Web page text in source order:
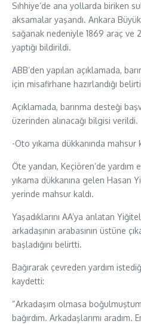
Sıhhiye’de ana yollarda biriken
aksamalar yaşandı. Ankara
sağanak nedeniyle 1869 araç ve
yaptığı bildirildi.
ABB’den yapılan açıklamada,
için misafirhane hazırlandığı
Açıklamada, barınma desteği
üzerinden alınacağı bilgisi verildi.
-Oto yıkama dükkanında mahsur
Öte yandan, Keçiören’de yardım
yıkama dükkanına gelen Hasan
yerinde mahsur kaldı.
Yaşadıklarını AA’ya anlatan
arkadaşının arabasının üstüne
başladığını belirtti.
Bağırarak çevreden yardım
kaydetti:
“Arkadaşım olmasa
bağırdım. Arkadaşlarımı aradım.